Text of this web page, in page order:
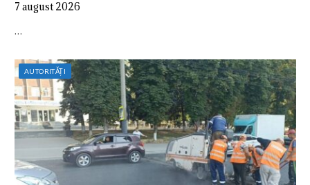
7 august 2026
…
AUTORITĂȚI